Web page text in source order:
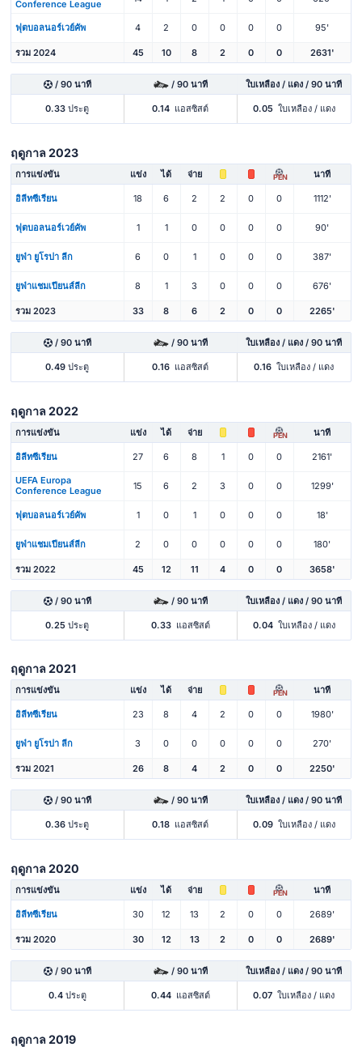
Conference League
ฟุตบอลนอร์เวย์คัพ 4 2 0 0 0 0 95'
รวม 2024 45 10 8 2 0 0 2631'
/ 90 นาที / 90 นาที ใบเหลือง / แดง / 90 นาที
0.33 ประตู 0.14 แอสซิสต์ 0.05 ใบเหลือง / แดง
ฤดูกาล 2023
การแข่งขัน แข่ง ได้ จ่าย PEN นาที
อิลีทซีเรียน 18 6 2 2 0 0 1112'
ฟุตบอลนอร์เวย์คัพ 1 1 0 0 0 0 90'
ยูฟ่า ยูโรปา ลีก 6 0 1 0 0 0 387'
ยูฟ่าแชมเปียนส์ลีก 8 1 3 0 0 0 676'
รวม 2023 33 8 6 2 0 0 2265'
/ 90 นาที / 90 นาที ใบเหลือง / แดง / 90 นาที
0.49 ประตู 0.16 แอสซิสต์ 0.16 ใบเหลือง / แดง
ฤดูกาล 2022
การแข่งขัน แข่ง ได้ จ่าย PEN นาที
อิลีทซีเรียน 27 6 8 1 0 0 2161'
UEFA Europa
Conference League
15 6 2 3 0 0 1299'
ฟุตบอลนอร์เวย์คัพ 1 0 1 0 0 0 18'
ยูฟ่าแชมเปียนส์ลีก 2 0 0 0 0 0 180'
รวม 2022 45 12 11 4 0 0 3658'
/ 90 นาที / 90 นาที ใบเหลือง / แดง / 90 นาที
0.25 ประตู 0.33 แอสซิสต์ 0.04 ใบเหลือง / แดง
ฤดูกาล 2021
การแข่งขัน แข่ง ได้ จ่าย PEN นาที
อิลีทซีเรียน 23 8 4 2 0 0 1980'
ยูฟ่า ยูโรปา ลีก 3 0 0 0 0 0 270'
รวม 2021 26 8 4 2 0 0 2250'
/ 90 นาที / 90 นาที ใบเหลือง / แดง / 90 นาที
0.36 ประตู 0.18 แอสซิสต์ 0.09 ใบเหลือง / แดง
ฤดูกาล 2020
การแข่งขัน แข่ง ได้ จ่าย PEN นาที
อิลีทซีเรียน 30 12 13 2 0 0 2689'
รวม 2020 30 12 13 2 0 0 2689'
/ 90 นาที / 90 นาที ใบเหลือง / แดง / 90 นาที
0.4ประตู 0.44 แอสซิสต์ 0.07 ใบเหลือง / แดง
ฤดูกาล 2019